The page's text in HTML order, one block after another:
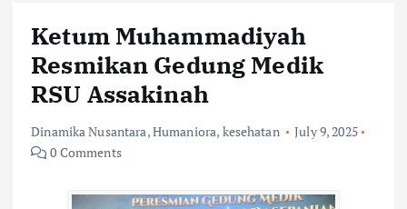
Ketum Muhammadiyah
Resmikan Gedung Medik
RSU Assakinah
Dinamika Nusantara,Humaniora, kesehatan
July 9, 2025
0 Comments